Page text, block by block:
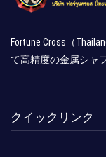
Fortune Cross（
て高精度の金属シャ
クイックリンク